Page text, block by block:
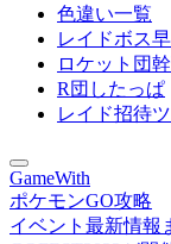
色違い一覧
レイドボス
ロケット団
R団したっぱ
レイド招待
GameWith
ポケモンGO攻略
イベント最新情報